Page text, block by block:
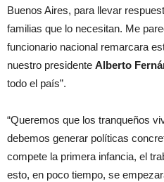
Buenos Aires, para llevar
familias que lo necesitan. Me
funcionario nacional remarcara
nuestro presidente Alberto
todo el país”.
“Queremos que los tranqueños
debemos generar políticas
compete la primera infancia, el
esto, en poco tiempo, se